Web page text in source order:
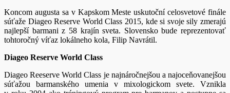
Koncom augusta sa v Kapskom Meste uskutoční celosvetové finále
súťaže Diageo Reserve World Class 2015, kde si svoje sily zmerajú
najlepší barmani z 58 krajín sveta. Slovensko bude reprezentovať
tohtoročný víťaz lokálneho kola, Filip Navrátil.
Diageo Reserve World Class
Diageo Reeserve World Class je najnáročnejšou a najoceňovanejšou
súťažou barmanského umenia v mixologickom svete. Vznikla